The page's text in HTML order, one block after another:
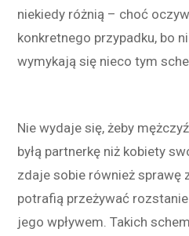
niekiedy różnią – choć
konkretnego przypadku, bo
wymykają się nieco tym
Nie wydaje się, żeby
byłą partnerkę niż kobiety
zdaje sobie również sprawę
potrafią przeżywać
jego wpływem. Takich